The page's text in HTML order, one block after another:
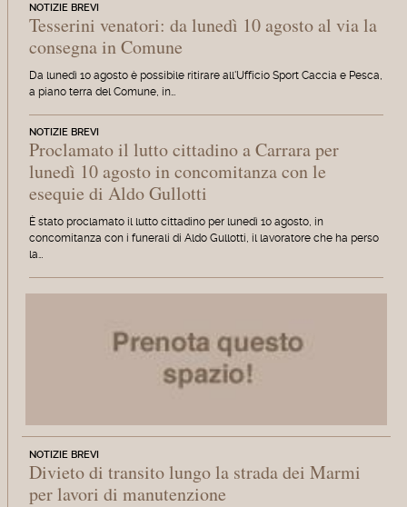
NOTIZIE BREVI
Tesserini venatori: da lunedì 10 agosto al via la
consegna in Comune
Da lunedì 10 agosto è possibile ritirare all'Ufficio Sport Caccia e Pesca,
a piano terra del Comune, in…
NOTIZIE BREVI
Proclamato il lutto cittadino a Carrara per
lunedì 10 agosto in concomitanza con le
esequie di Aldo Gullotti
È stato proclamato il lutto cittadino per lunedì 10 agosto, in
concomitanza con i funerali di Aldo Gullotti, il lavoratore che ha perso
la…
NOTIZIE BREVI
Divieto di transito lungo la strada dei Marmi
per lavori di manutenzione